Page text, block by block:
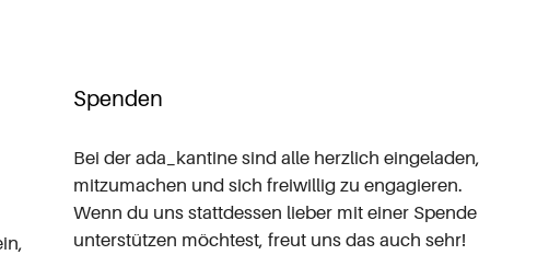
Spenden
Bei der ada_kantine sind alle herzlich eingeladen,
mitzumachen und sichfreiwillig zu engagieren.
Wenn du uns stattdessen lieber mit einer Spende
unterstützen möchtest, freut uns das auch sehr!